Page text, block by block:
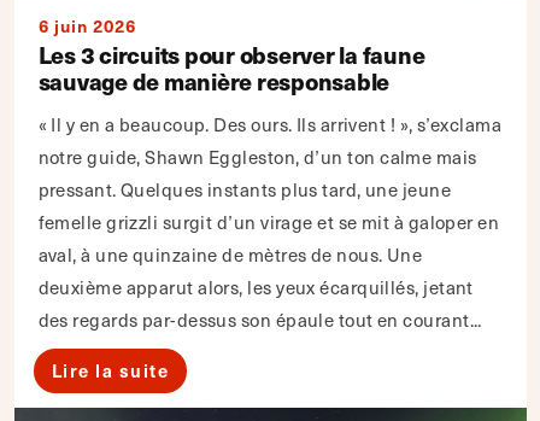
6 juin 2026
Les 3 circuits pour observer la faune
sauvage de manière responsable
« Il y en a beaucoup. Des ours. Ils arrivent ! », s’exclama
notre guide, Shawn Eggleston, d’un ton calme mais
pressant. Quelques instants plus tard, une jeune
femelle grizzli surgit d’un virage et se mit à galoper en
aval, à une quinzaine de mètres de nous. Une
deuxième apparut alors, les yeux écarquillés, jetant
des regards par-dessus son épaule tout en courant...
Lire la suite